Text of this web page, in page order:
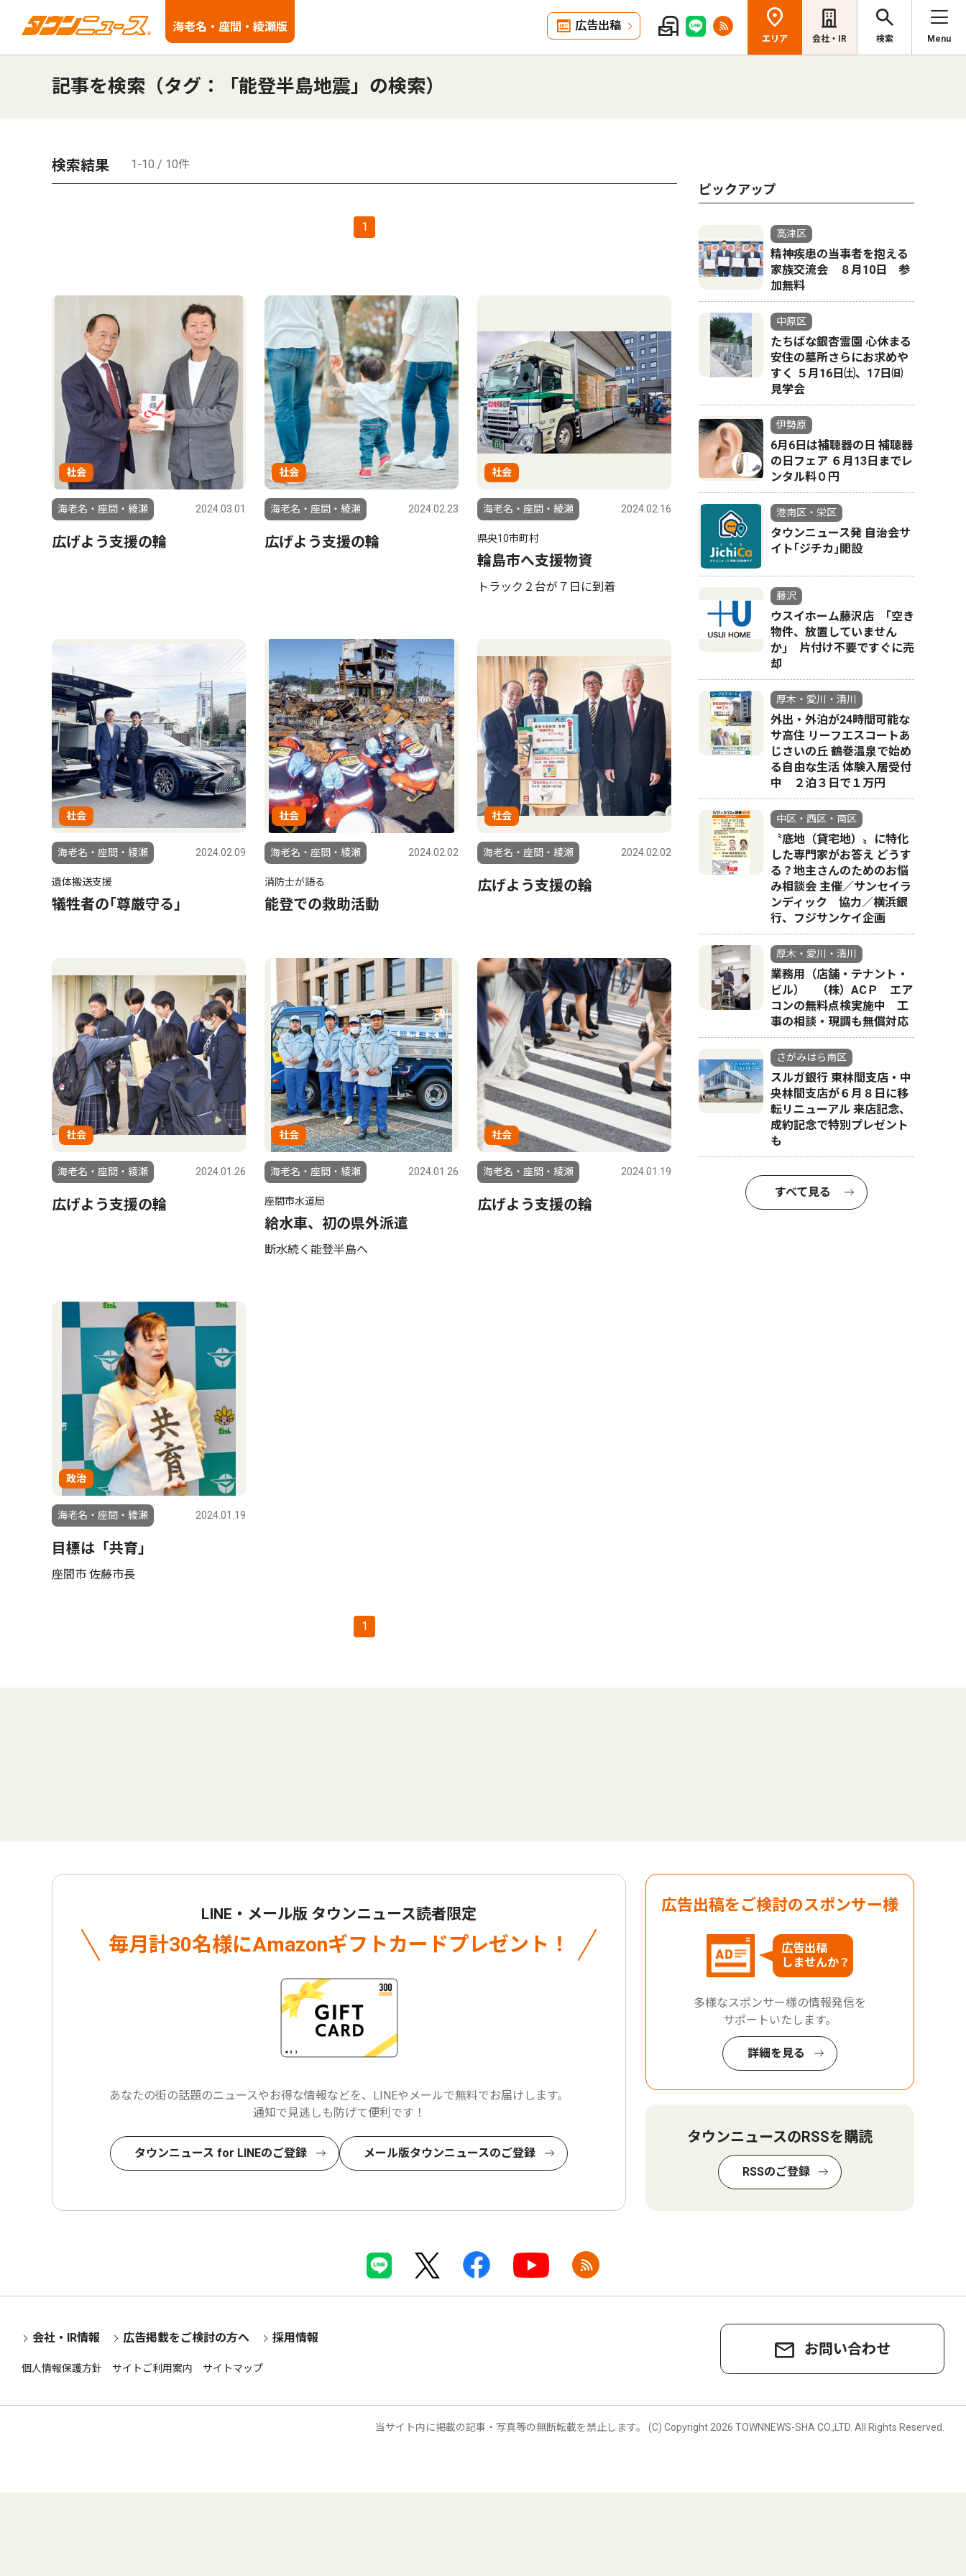
海老名・座間・綾瀬版 広告出稿
エリア 会社・IR 検索 Menu
記事を検索（タグ：「能登半島地震」の検索）
検索結果 1-10 / 10件
1
社会
海老名・座間・綾瀬 2024.03.01
広げよう支援の輪
社会
海老名・座間・綾瀬 2024.02.23
広げよう支援の輪
社会
海老名・座間・綾瀬 2024.02.16
県央10市町村
輪島市へ支援物資
トラック２台が７日に到着
社会
海老名・座間・綾瀬 2024.02.09
遺体搬送支援
犠牲者の｢尊厳守る｣
社会
海老名・座間・綾瀬 2024.02.02
消防士が語る
能登での救助活動
社会
海老名・座間・綾瀬 2024.02.02
広げよう支援の輪
社会
海老名・座間・綾瀬 2024.01.26
広げよう支援の輪
社会
海老名・座間・綾瀬 2024.01.26
座間市水道局
給水車、初の県外派遣
断水続く能登半島へ
社会
海老名・座間・綾瀬 2024.01.19
広げよう支援の輪
政治
海老名・座間・綾瀬 2024.01.19
目標は「共育」
座間市 佐藤市長
1
ピックアップ
高津区
精神疾患の当事者を抱える
家族交流会 ８月10日 参
加無料
中原区
たちばな銀杏霊園 心休まる
安住の墓所さらにお求めや
すく ５月16日㈯、17日㈰
見学会
伊勢原
6月6日は補聴器の日 補聴器
の日フェア ６月13日までレ
ンタル料０円
港南区・栄区
タウンニュース発 自治会サ
イト｢ジチカ｣開設
藤沢
ウスイホーム藤沢店 ｢空き
物件、放置していません
か｣ 片付け不要ですぐに売
却
厚木・愛川・清川
外出・外泊が24時間可能な
サ高住 リーフエスコートあ
じさいの丘 鶴巻温泉で始め
る自由な生活 体験入居受付
中 ２泊３日で１万円
中区・西区・南区
〝底地（貸宅地）〟に特化
した専門家がお答え どうす
る？地主さんのためのお悩
み相談会 主催／サンセイラ
ンディック 協力／横浜銀
行、フジサンケイ企画
厚木・愛川・清川
業務用（店舗・テナント・
ビル） （株）ACＰ エア
コンの無料点検実施中 工
事の相談・現調も無償対応
さがみはら南区
スルガ銀行 東林間支店・中
央林間支店が６月８日に移
転リニューアル 来店記念、
成約記念で特別プレゼント
も
すべて見る
LINE・メール版 タウンニュース読者限定
毎月計30名様にAmazonギフトカードプレゼント！
あなたの街の話題のニュースやお得な情報などを、LINEやメールで無料でお届けします。
通知で見逃しも防げて便利です！
タウンニュース for LINEのご登録 メール版タウンニュースのご登録
広告出稿をご検討のスポンサー様
広告出稿
しませんか？
多様なスポンサー様の情報発信を
サポートいたします。
詳細を見る
タウンニュースのRSSを購読
RSSのご登録
お問い合わせ
会社・IR情報 広告掲載をご検討の方へ 採用情報
個人情報保護方針 サイトご利用案内 サイトマップ
当サイト内に掲載の記事・写真等の無断転載を禁止します。 (C) Copyright 2026 TOWNNEWS-SHA CO.,LTD. All Rights Reserved.